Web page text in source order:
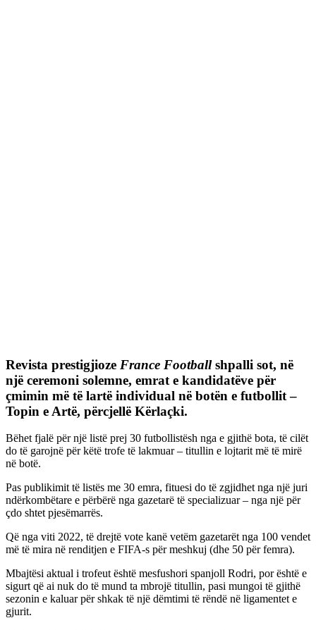
Revista prestigjioze France Footballshpalli sot, në
një ceremoni solemne, emrat e kandidatëve për
çmimin më të lartë individual në botën e futbollit –
Topin e Artë, përcjellë Kërlaçki.
Bëhet fjalë për një listë prej 30 futbollistësh nga e gjithë bota, të cilët
do të garojnë për këtë trofe të lakmuar – titullin e lojtarit më të mirë
në botë.
Pas publikimit të listës me 30 emra, fituesi do të zgjidhet nga një juri
ndërkombëtare e përbërë nga gazetarë të specializuar – nga një për
çdo shtet pjesëmarrës.
Që nga viti 2022, të drejtë vote kanë vetëm gazetarët nga 100 vendet
më të mira në renditjen e FIFA-s për meshkuj (dhe 50 për femra).
Mbajtësi aktual i trofeut është mesfushori spanjoll Rodri, por është e
sigurt që ai nuk do të mund ta mbrojë titullin, pasi mungoi të gjithë
sezonin e kaluar për shkak të një dëmtimi të rëndë në ligamentet e
gjurit.